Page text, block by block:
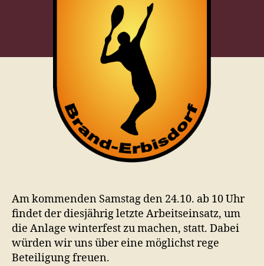
Am kommenden Samstag den 24.10. ab 10 Uhr
findet der diesjährig letzte Arbeitseinsatz, um
die Anlage winterfest zu machen, statt. Dabei
würden wir uns über eine möglichst rege
Beteiligung freuen.